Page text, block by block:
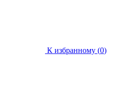
К избранному (0)